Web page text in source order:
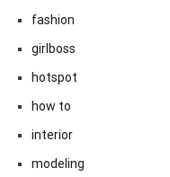
fashion
girlboss
hotspot
how to
interior
modeling